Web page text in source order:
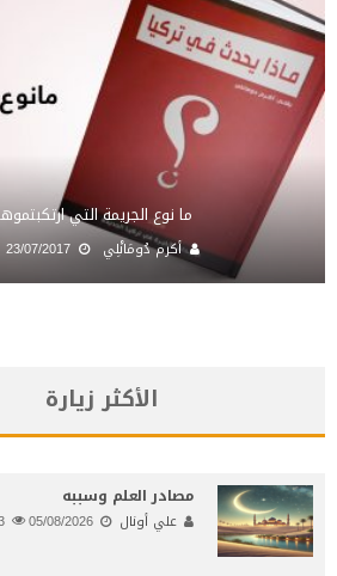
ما نوع الجريمة التي
أكرم دُومَانْلِي 23/07/2017
الأكثر زيارة
مصادر العلم وسببه
علي أونال 05/08/2026